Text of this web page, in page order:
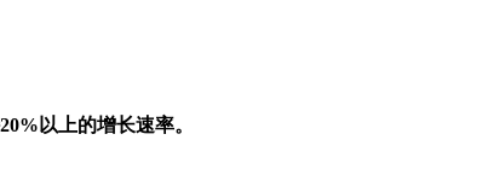
以上的增长速率。